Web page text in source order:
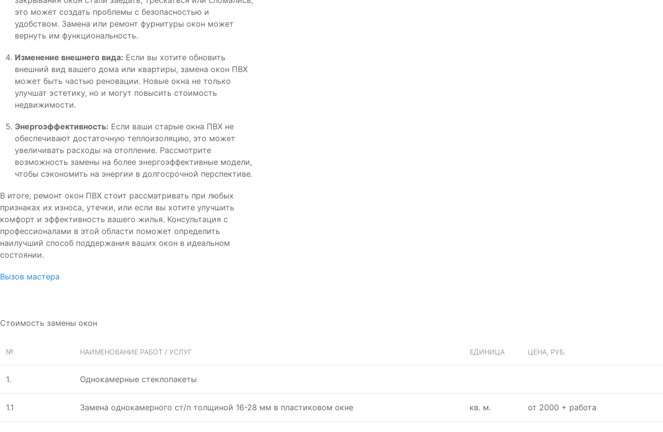
это может создать проблемы с безопасностью и
удобством. Замена или ремонт фурнитуры окон может
вернуть им функциональность.
Изменение внешнего вида: Если вы хотите обновить
внешний вид вашего дома или квартиры, замена окон ПВХ
может быть частью реновации. Новые окна не только
улучшат эстетику, но и могут повысить стоимость
недвижимости.
Энергоэффективность: Если ваши старые окна ПВХ не
обеспечивают достаточную теплоизоляцию, это может
увеличивать расходы на отопление. Рассмотрите
возможность замены на более энергоэффективные модели,
чтобы сэкономить на энергии в долгосрочной перспективе.
В итоге, ремонт окон ПВХ стоит рассматривать при любых
признаках их износа, утечки, или если вы хотите улучшить
комфорт и эффективность вашего жилья. Консультация с
профессионалами в этой области поможет определить
наилучший способ поддержания ваших окон в идеальном
состоянии.
Вызов мастера
Стоимость замены окон
№ НАИМЕНОВАНИЕ РАБОТ / УСЛУГ ЕДИНИЦА ЦЕНА, РУБ.
1. Однокамeрныe стeклопакeты
1.1 Замeна однокамeрного ст/п толщиной 16-28 мм в пластиковом окнe кв. м. от 2000 + работа